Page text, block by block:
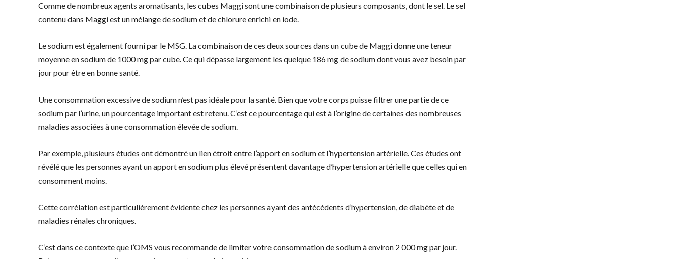
Comme de nombreux agents aromatisants, les cubes Maggi sont une combinaison de plusieurs composants, dont le sel. Le sel
contenu dans Maggi est un mélange de sodium et de chlorure enrichi en iode.
Le sodium est également fourni par le MSG. La combinaison de ces deux sources dans un cube de Maggi donne une teneur
moyenne en sodium de 1000 mg par cube. Ce qui dépasse largement les quelque 186 mg de sodium dont vous avez besoin par
jour pour être en bonne santé.
Une consommation excessive de sodium n’est pas idéale pour la santé. Bien que votre corps puisse filtrer une partie de ce
sodium par l’urine, un pourcentage important est retenu. C’est ce pourcentage qui est à l’origine de certaines des nombreuses
maladies associées à une consommation élevée de sodium.
Par exemple, plusieurs études ont démontré un lien étroit entre l’apport en sodium et l’hypertension artérielle. Ces études ont
révélé que les personnes ayant un apport en sodium plus élevé présentent davantage d’hypertension artérielle que celles qui en
consomment moins.
Cette corrélation est particulièrement évidente chez les personnes ayant des antécédents d’hypertension, de diabète et de
maladies rénales chroniques.
C’est dans ce contexte que l’OMS vous recommande de limiter votre consommation de sodium à environ 2 000 mg par jour.